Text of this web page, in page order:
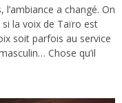
a changé. On
la voix de Taïro est
soit parfois au service
Chose qu’il